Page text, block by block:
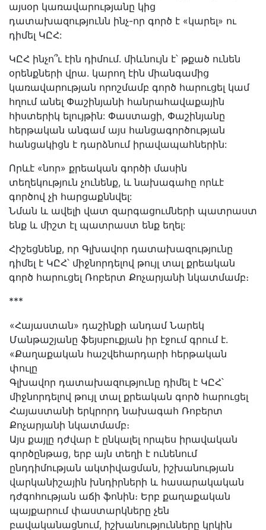
այսօր կառավարությանը կից
դատախազությունն ինչ-որ գործ է «կարել» ու
դիմել ԿԸՀ:
ԿԸՀ ինչո՞ւ էին դիմում․ միևնույն է՝ թքած ունեն
օրենքների վրա. կարող էին միանգամից
կառավարության որոշմամբ գործ հարուցել կամ
հղում անել Փաշինյանի հանրահավաքային
հիստերիկ ելույթին: Փաստացի, Փաշինյանը
հերթական անգամ այս հանցագործության
հանցակիցն է դարձնում իրավապահներին:
Որևէ «նոր» քրեական գործի մասին
տեղեկություն չունենք, և նախագահը որևէ
գործով չի հարցաքննվել:
Նման և ավելի վատ զարգացումների պատրաստ
ենք և միշտ էլ պատրաստ ենք եղել:
Հիշեցնենք, որ Գլխավոր դատախազությունը
դիմել է ԿԸՀ՝ միջնորդելով թույլ տալ քրեական
գործ հարուցել Ռոբերտ Քոչարյանի նկատմամբ։
***
«Հայաստան» դաշինքի անդամ Նարեկ
Մանթաշյանը ֆեյսբուքյան իր էջում գրում է.
«Քաղաքական հաշվեհարդարի հերթական
փուլը
Գլխավոր դատախազությունը դիմել է ԿԸՀ՝
միջնորդելով թույլ տալ քրեական գործ հարուցել
Հայաստանի երկրորդ նախագահ Ռոբերտ
Քոչարյանի նկատմամբ։
Այս քայլը դժվար է ընկալել որպես իրավական
գործընթաց, երբ այն տեղի է ունենում
ընդդիմության ակտիվացման, իշխանության
վարկանիշային խնդիրների և հասարակական
դժգոհության աճի ֆոնին։ Երբ քաղաքական
պայքարում փաստարկները չեն
բավականացնում, իշխանությունները կրկին